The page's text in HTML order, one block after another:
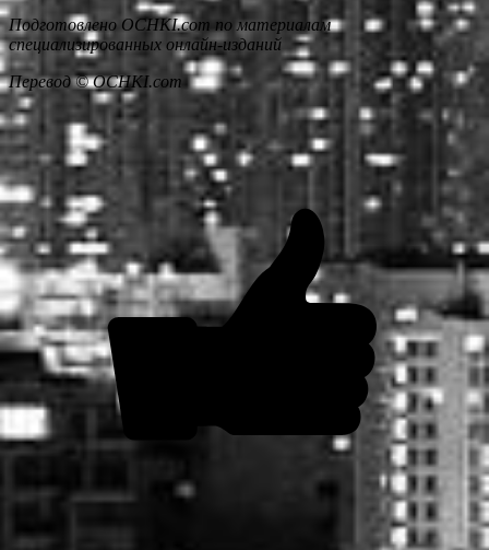
Подготовлено OCHKI.com по материалам
специализированных онлайн-изданий
Перевод © OCHKI.com